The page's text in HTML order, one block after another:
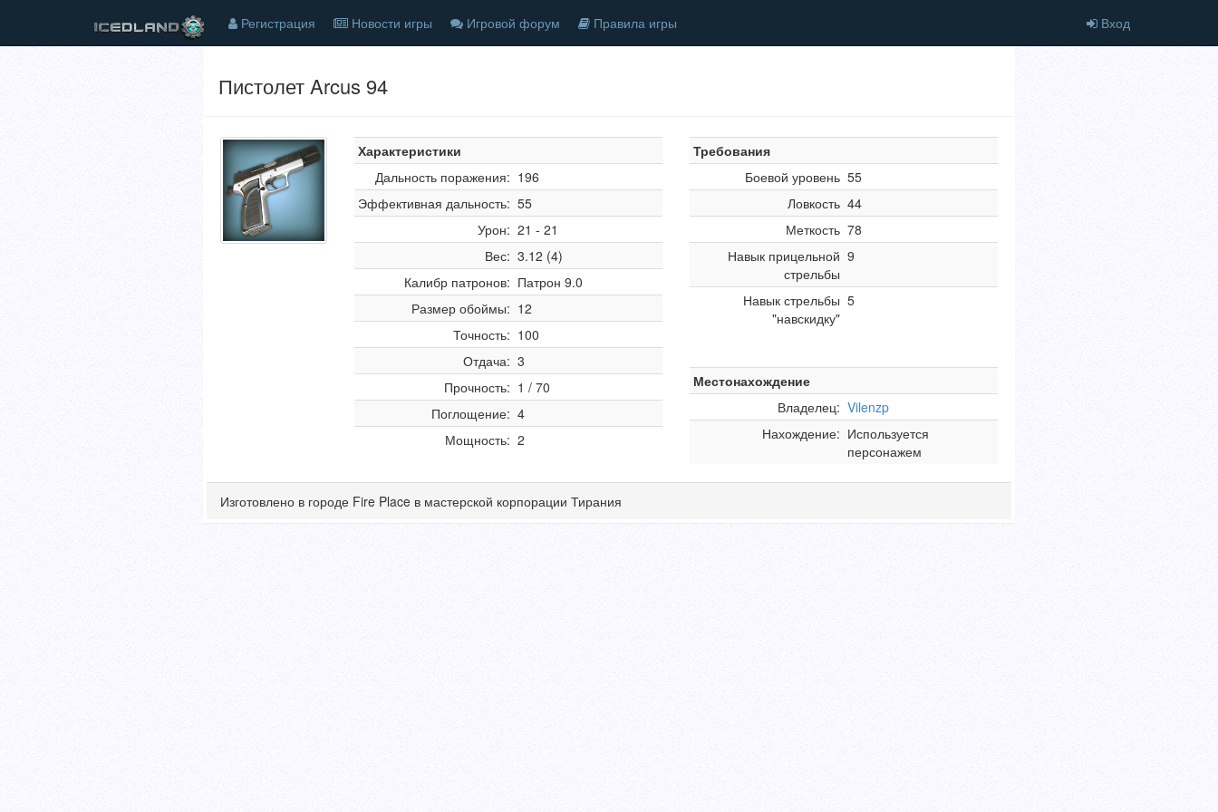
Регистрация Новости игры Игровой форум Правила игры Вход
Пистолет Arcus 94
Характеристики
Дальность поражения: 196
Эффективная дальность: 55
Урон: 21 - 21
Вес: 3.12 (4)
Калибр патронов: Патрон 9.0
Размер обоймы: 12
Точность: 100
Отдача: 3
Прочность: 1 / 70
Поглощение: 4
Мощность: 2
Требования
Боевой уровень 55
Ловкость 44
Меткость 78
Навык прицельной
стрельбы
9
Навык стрельбы
"навскидку"
5
Местонахождение
Владелец: Vilenzp
Нахождение: Используется
персонажем
Изготовлено в городе Fire Place в мастерской корпорации Тирания